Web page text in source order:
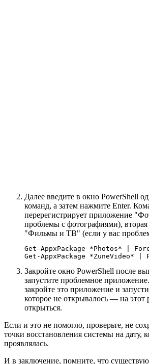
Далее введите в окно PowerShell
команд, а затем нажмите Enter.
перерегистрирует приложение
проблемы с фотографиями),
"Фильмы и ТВ" (если у вас
Get-AppxPackage *Photos* |
Закройте окно PowerShell после
запустите проблемное
закройте это приложение и
которое не открывалось — на
открыться.
Если и это не помогло, проверьте, не
точки восстановления системы на дату,
проявлялась.
И в заключение, помните, что